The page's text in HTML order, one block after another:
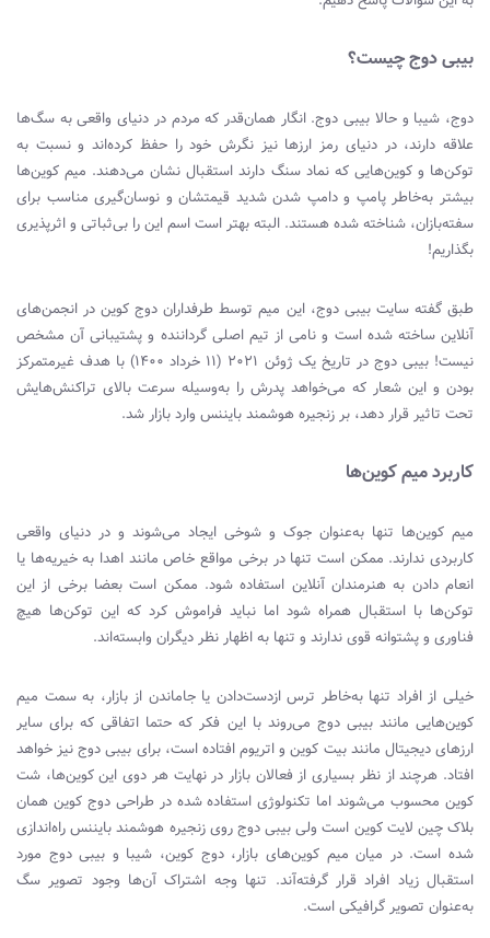
بیبی دوج چیست؟
دوج، شیبا و حالا بیبی دوج. انگار همان‌قدر که مردم در دنیای واقعی به سگ‌ها
علاقه دارند، در دنیای رمز ارزها نیز نگرش خود را حفظ کرده‌اند و نسبت به
توکن‌ها و کوین‌هایی که نماد سنگ دارند استقبال نشان می‌دهند. میم کوین‌ها
بیشتر به‌خاطر پامپ و دامپ شدن شدید قیمتشان و نوسان‌گیری مناسب برای
سفته‌بازان، شناخته شده هستند. البته بهتر است اسم این را بی‌ثباتی و اثرپذیری
بگذاریم!
طبق گفته سایت بیبی دوج، این میم توسط طرفداران دوج کوین در انجمن‌های
آنلاین ساخته شده است و نامی از تیم اصلی گرداننده و پشتیبانی آن مشخص
نیست! بیبی دوج در تاریخ یک ژوئن ۲۰۲۱ (۱۱ خرداد ۱۴۰۰) با هدف غیرمتمرکز
بودن و این شعار که می‌خواهد پدرش را به‌وسیله سرعت بالای تراکنش‌هایش
تحت تاثیر قرار دهد، بر زنجیره هوشمند بایننس وارد بازار شد.
کاربرد میم کوین‌ها
میم کوین‌ها تنها به‌عنوان جوک و شوخی ایجاد می‌شوند و در دنیای واقعی
کاربردی ندارند. ممکن است تنها در برخی مواقع خاص مانند اهدا به خیریه‌ها یا
انعام دادن به هنرمندان آنلاین استفاده شود. ممکن است بعضا برخی از این
توکن‌ها با استقبال همراه شود اما نباید فراموش کرد که این توکن‌ها هیچ
فناوری و پشتوانه قوی ندارند و تنها به اظهار نظر دیگران وابسته‌اند.
خیلی از افراد تنها به‌خاطر ترس ازدست‌دادن یا جاماندن از بازار، به سمت میم
کوین‌هایی مانند بیبی دوج می‌روند با این فکر که حتما اتفاقی که برای سایر
ارزهای دیجیتال مانند بیت کوین و اتریوم افتاده است، برای بیبی دوج نیز خواهد
افتاد. هرچند از نظر بسیاری از فعالان بازار در نهایت هر دوی این کوین‌ها، شت
کوین محسوب می‌شوند اما تکنولوژی استفاده شده در طراحی دوج کوین همان
بلاک چین لایت کوین است ولی بیبی دوج روی زنجیره هوشمند بایننس راه‌اندازی
شده است. در میان میم کوین‌های بازار، دوج کوین، شیبا و بیبی دوج مورد
استقبال زیاد افراد قرار گرفته‌آند. تنها وجه اشتراک آن‌ها وجود تصویر سگ
به‌عنوان تصویر گرافیکی است.